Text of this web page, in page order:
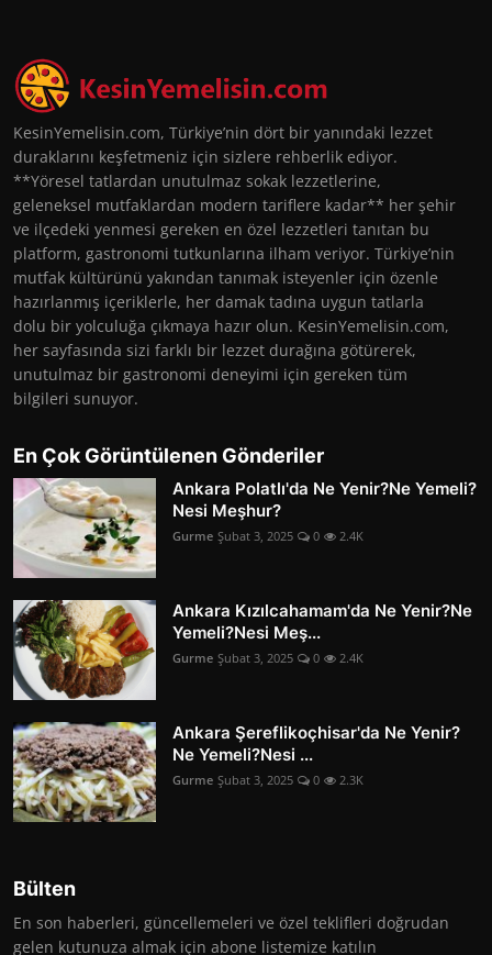
KesinYemelisin.com, Türkiye’nin dört bir yanındaki lezzet
duraklarını keşfetmeniz için sizlere rehberlik ediyor.
**Yöresel tatlardan unutulmaz sokak lezzetlerine,
geleneksel mutfaklardan modern tariflere kadar** her şehir
ve ilçedeki yenmesi gereken en özel lezzetleri tanıtan bu
platform, gastronomi tutkunlarına ilham veriyor. Türkiye’nin
mutfak kültürünü yakından tanımak isteyenler için özenle
hazırlanmış içeriklerle, her damak tadına uygun tatlarla
dolu bir yolculuğa çıkmaya hazır olun. KesinYemelisin.com,
her sayfasında sizi farklı bir lezzet durağına götürerek,
unutulmaz bir gastronomi deneyimi için gereken tüm
bilgileri sunuyor.
En Çok Görüntülenen Gönderiler
Ankara Polatlı'da Ne Yenir?Ne Yemeli?
Nesi Meşhur?
Gurme Şubat 3, 2025 0 2.4K
Ankara Kızılcahamam'da Ne Yenir?Ne
Yemeli?Nesi Meş...
Gurme Şubat 3, 2025 0 2.4K
Ankara Şereflikoçhisar'da Ne Yenir?
Ne Yemeli?Nesi ...
Gurme Şubat 3, 2025 0 2.3K
Bülten
En son haberleri, güncellemeleri ve özel teklifleri doğrudan
gelen kutunuza almak için abone listemize katılın